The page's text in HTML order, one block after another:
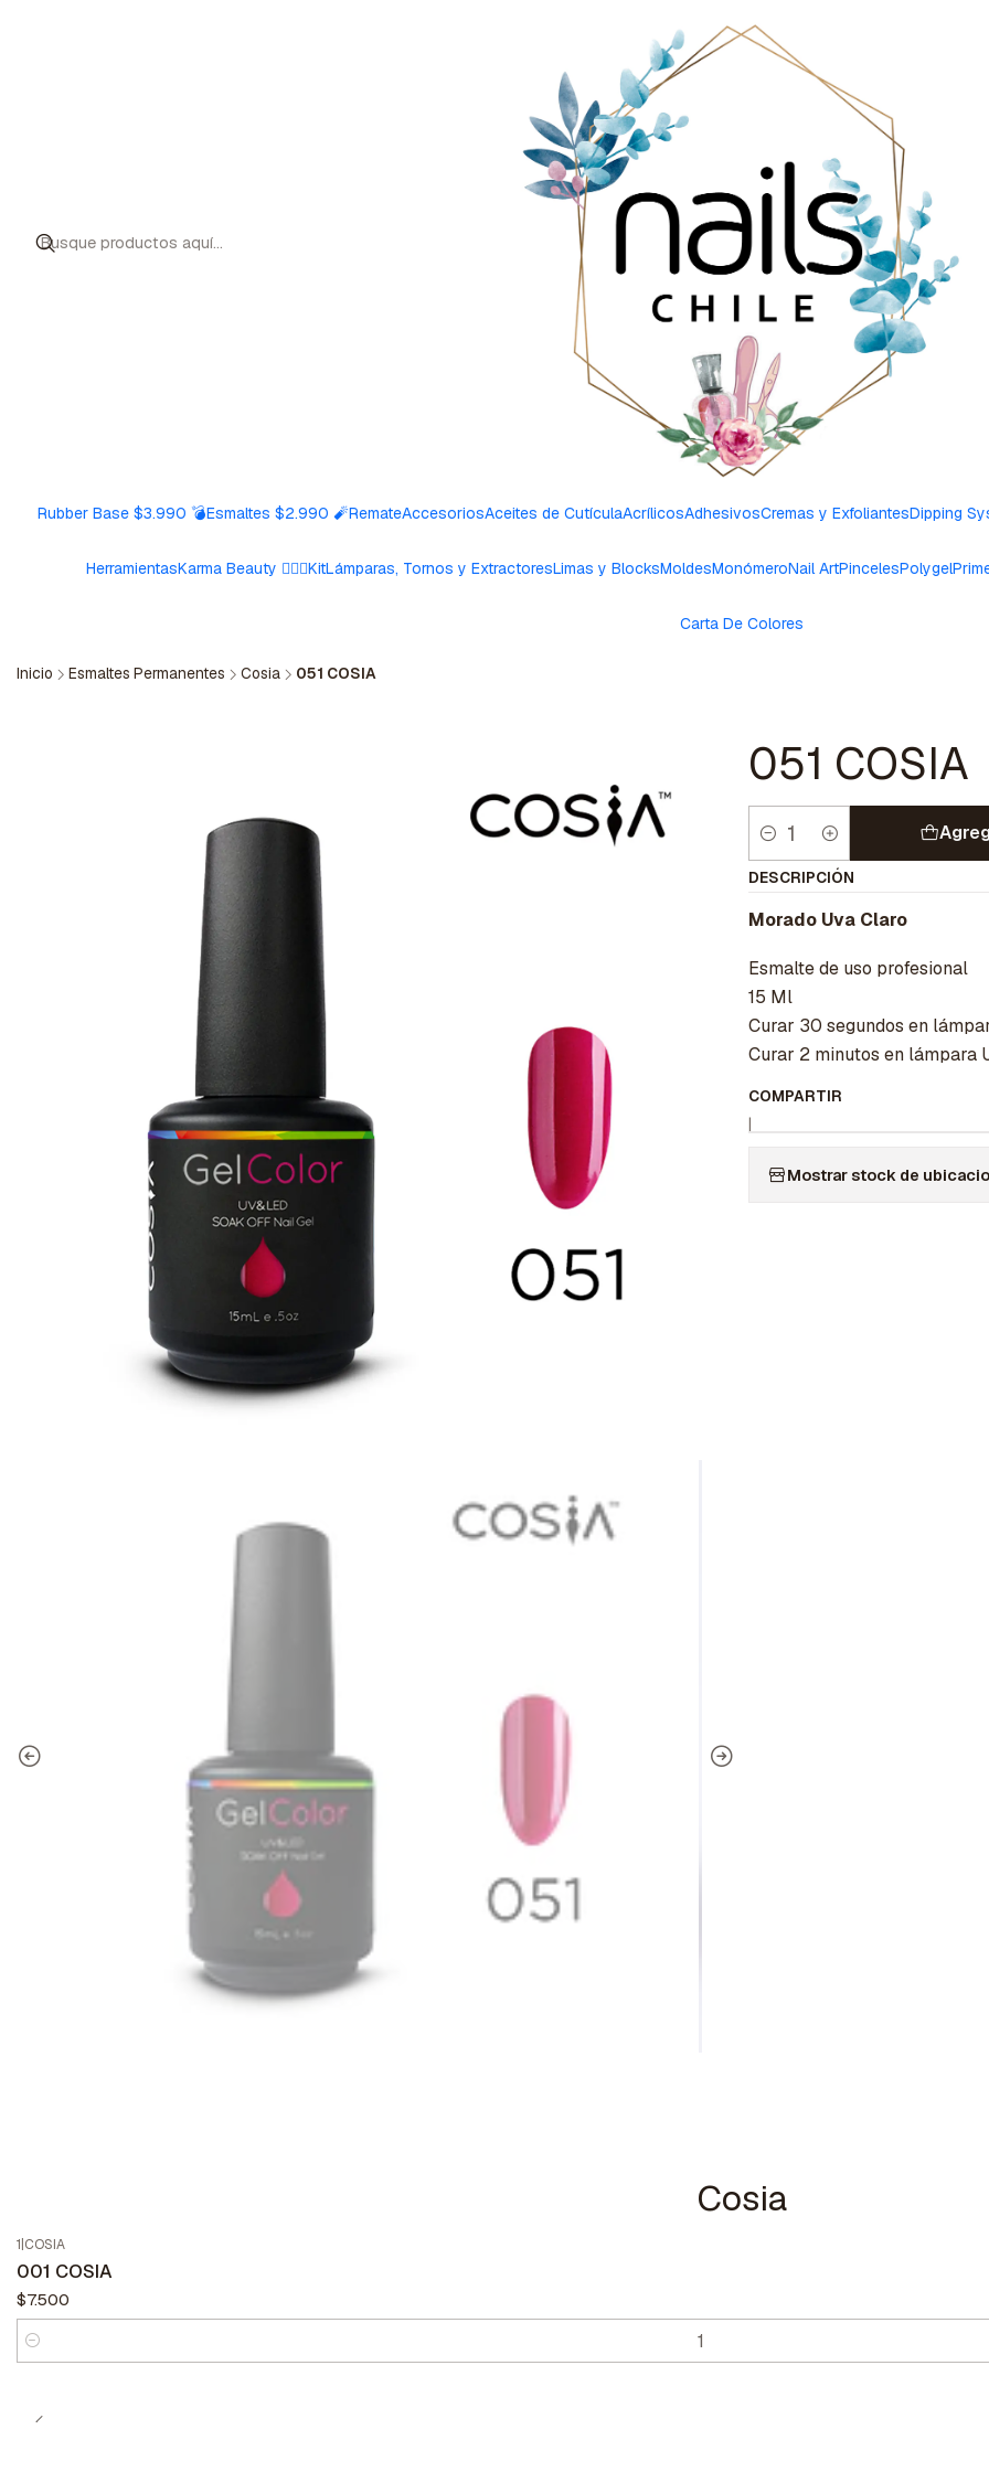
Rubber Base $3.990 💣Esmaltes $2.990 🧨RemateAccesoriosAceites de CutículaAcrílicosAdhesivosCremas y ExfoliantesDipping
HerramientasKarma Beauty 🧘🏼‍♀️KitLámparas, Tornos y ExtractoresLimas y BlocksMoldesMonómeroNail ArtPincelesPolygel
Carta De Colores
Inicio Esmaltes Permanentes Cosia 051 COSIA
051 COSIA
Cantidad
DESCRIPCIÓN
Morado Uva Claro
Esmalte de uso profesional
15 Ml
Curar 30 segundos en
Curar 2 minutos en lámpara
COMPARTIR
|
Mostrar stock de
Cosia
1 COSIA
001 COSIA
$7.500
Cantidad